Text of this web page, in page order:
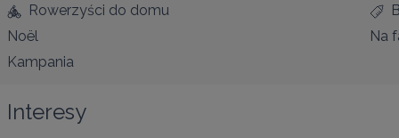
Rowerzyści do domu
Noël
Na
Kampania
Interesy